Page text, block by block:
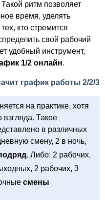
ритм позволяет
время, уделять
кто стремится
свой рабочий
удобный инструмент,
1/2 онлайн.
график работы 2/2/3
на практике, хотя
взгляда. Такое
в различных
смену, 2 в ночь,
. Либо: 2 рабочих,
2 рабочих, 3
смены